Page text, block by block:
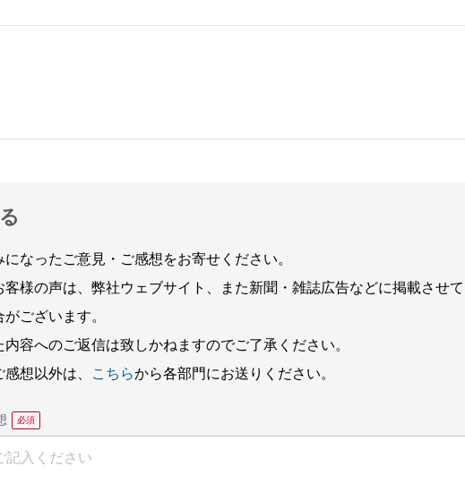
なったご意見・ご感想をお寄せください。
客様の声は、弊社ウェブサイト、また新聞・雑誌広告などに掲載させて
ございます。
容へのご返信は致しかねますのでご了承ください。
想以外は、
こちらから各部門にお送りください。